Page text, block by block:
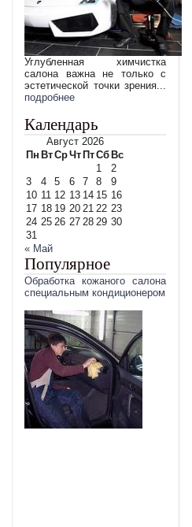
Углубленная химчистка
салона важна не только с
эстетической точки зрения...
подробнее
Календарь
Август 2026
Пн ВтСрЧт ПтСб Вс
1
2
3
4 5 6 7 8
9
10 11 12 13 14 15 16
17 18 19 20 21 22 23
24 25 26 27 28 29 30
31
« Май
Популярное
Обработка кожаного салона
специальным кондиционером